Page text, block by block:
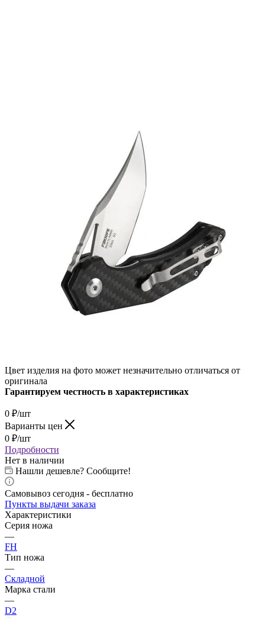
Цвет изделия на фото может незначительно отличаться от
оригинала
Гарантируем честность в характеристиках
0 ₽/шт
Варианты цен
0 ₽/шт
Подробности
Нет в наличии
Нашли дешевле? Сообщите!
Самовывоз сегодня - бесплатно
Пункты выдачи заказа
Характеристики
Серия ножа
—
FH
Тип ножа
—
Складной
Марка стали
—
D2